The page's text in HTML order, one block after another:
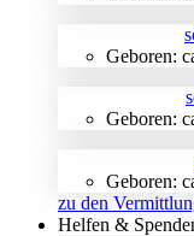
Geboren:
Geboren:
Geboren:
zu den
Helfen &